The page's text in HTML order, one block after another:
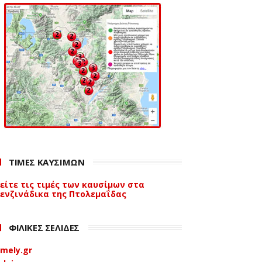
ΤΙΜΕΣ ΚΑΥΣΙΜΩΝ
τις τιμές των καυσίμων στα
της Πτολεμαΐδας
ΦΙΛΙΚΕΣ ΣΕΛΙΔΕΣ